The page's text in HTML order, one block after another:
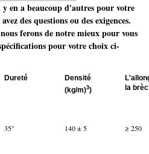
y en a beaucoup d'autres pour votre
des questions ou des exigences.
ferons de notre mieux pour vous
pour votre choix ci-
Dureté Densité
la
(kg/m)3)
35° 140 ± 5 ≥ 250